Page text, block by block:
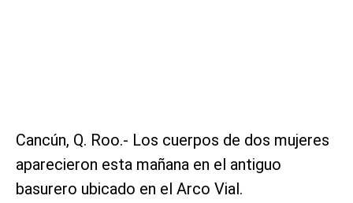
Cancún, Q. Roo.- Los cuerpos de dos mujeres
aparecieron esta mañana en el antiguo
basurero ubicado en el Arco Vial.